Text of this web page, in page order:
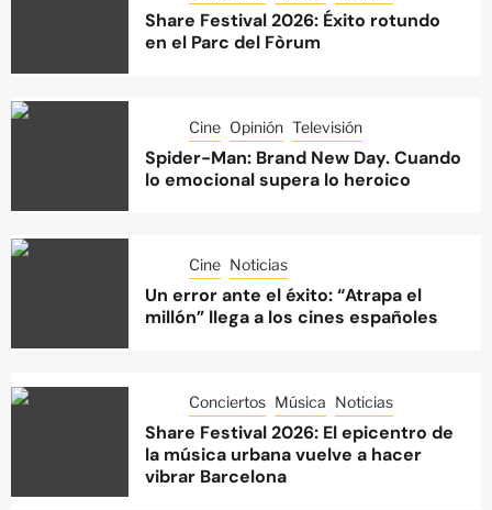
Share Festival 2026: Éxito rotundo
en el Parc del Fòrum
Cine Opinión Televisión
Spider-Man: Brand New Day. Cuando
lo emocional supera lo heroico
Cine Noticias
Un error ante el éxito: “Atrapa el
millón” llega a los cines españoles
Conciertos Música Noticias
Share Festival 2026: El epicentro de
la música urbana vuelve a hacer
vibrar Barcelona